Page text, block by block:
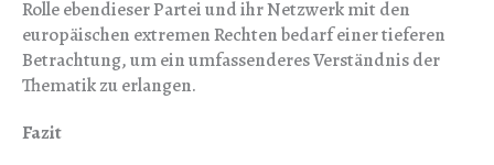
Rolle ebendieser Partei und ihr Netzwerk mit den
europäischen extremen Rechten bedarf einer tieferen
Betrachtung, um ein umfassenderes Verständnis der
Thematik zu erlangen.
Fazit